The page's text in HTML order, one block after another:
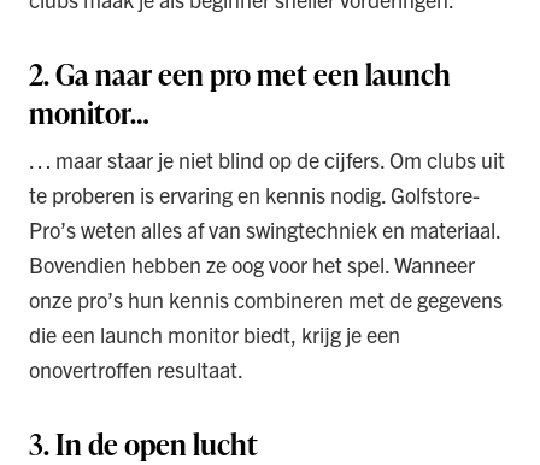
2. Ga naar een pro met een launch
monitor…
… maar staar je niet blind op de cijfers. Om clubs uit
te proberen is ervaring en kennis nodig. Golfstore-
Pro’s weten alles af van swingtechniek en materiaal.
Bovendien hebben ze oog voor het spel. Wanneer
onze pro’s hun kennis combineren met de gegevens
die een launch monitor biedt, krijg je een
onovertroffen resultaat.
3. In de open lucht